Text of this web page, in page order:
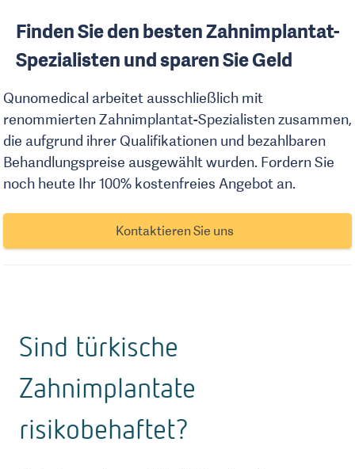
Finden Sie den besten Zahnimplantat-
Spezialisten und sparen Sie Geld
Qunomedical arbeitet ausschließlich mit
renommierten Zahnimplantat-Spezialisten zusammen,
die aufgrund ihrer Qualifikationen und bezahlbaren
Behandlungspreise ausgewählt wurden. Fordern Sie
noch heute Ihr 100% kostenfreies Angebot an.
Kontaktieren Sie uns
Sind türkische
Zahnimplantate
risikobehaftet?